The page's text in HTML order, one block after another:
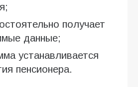
получает
данные;
устанавливается
пенсионера.